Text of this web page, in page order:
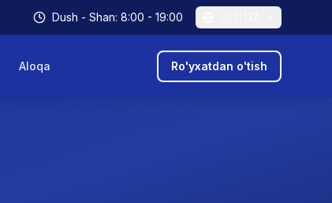
Dush - Shan: 8:00 - 19:00
Aloqa Ro'yxatdan o'tish